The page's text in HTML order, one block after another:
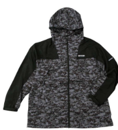
す。そのようなことがない様最大限
連絡させて頂きますので予めご了承く
DETAIL